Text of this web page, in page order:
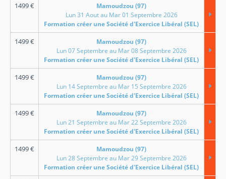
1499€
Mamoudzou (97)
Lun 31 Aout au Mar 01 Septembre 2026
Formation créer une Société d'Exercice Libéral (SEL)
1499€
Mamoudzou (97)
Lun 07 Septembre au Mar 08 Septembre 2026
Formation créer une Société d'Exercice Libéral (SEL)
1499€
Mamoudzou (97)
Lun 14 Septembre au Mar 15 Septembre 2026
Formation créer une Société d'Exercice Libéral (SEL)
1499€
Mamoudzou (97)
Lun 21 Septembre au Mar 22 Septembre 2026
Formation créer une Société d'Exercice Libéral (SEL)
1499€
Mamoudzou (97)
Lun 28 Septembre au Mar 29 Septembre 2026
Formation créer une Société d'Exercice Libéral (SEL)